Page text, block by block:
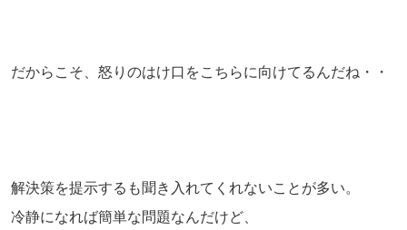
だからこそ、怒りのはけ口をこちらに向けてるんだね・・
解決策を提示するも聞き入れてくれないことが多い。
冷静になれば簡単な問題なんだけど、